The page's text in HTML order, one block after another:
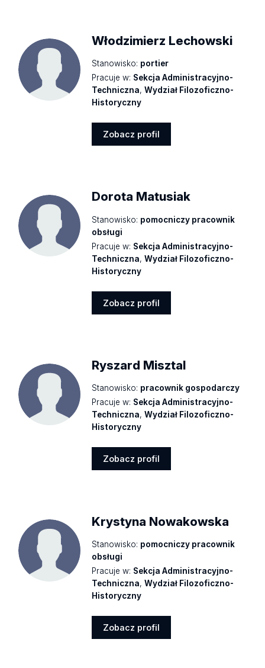
Włodzimierz Lechowski
Stanowisko: portier
Pracuje w: Sekcja Administracyjno-
Techniczna,Wydział Filozoficzno-
Historyczny
Zobacz profil
Dorota Matusiak
Stanowisko: pomocniczy pracownik
obsługi
Pracuje w: Sekcja Administracyjno-
Techniczna,Wydział Filozoficzno-
Historyczny
Zobacz profil
Ryszard Misztal
Stanowisko: pracownik gospodarczy
Pracuje w: Sekcja Administracyjno-
Techniczna,Wydział Filozoficzno-
Historyczny
Zobacz profil
Krystyna Nowakowska
Stanowisko: pomocniczy pracownik
obsługi
Pracuje w: Sekcja Administracyjno-
Techniczna,Wydział Filozoficzno-
Historyczny
Zobacz profil